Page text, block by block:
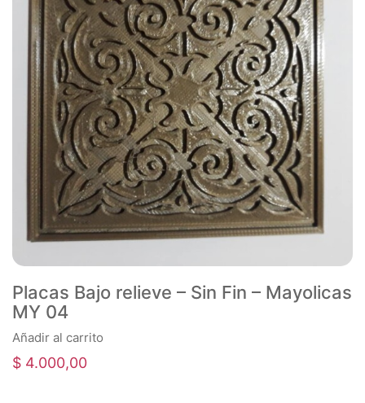
Placas Bajo relieve – Sin Fin – Mayolicas
MY 04
Añadir al carrito
$ 4.000,00